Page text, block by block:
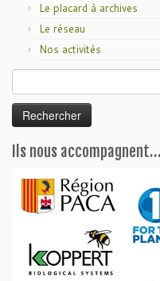
Le placard à archives
Le réseau
Nos activités
Ils nous accompagnent…